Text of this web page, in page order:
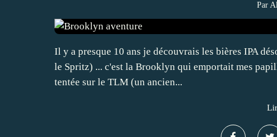
Par
Il y a presque 10 ans je découvrais les bières IPA
le Spritz) ... c'est la Brooklyn qui emportait mes
tentée sur le TLM (un ancien...